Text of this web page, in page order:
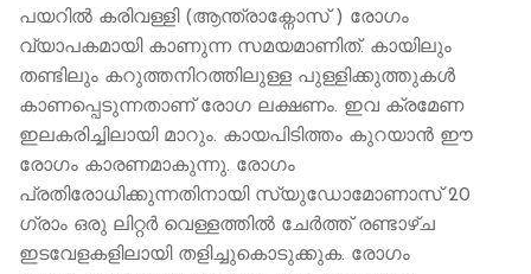
പയറില്‍ കരിവള്ളി (ആന്ത്രാക്നോസ് ) രോഗം
വ്യാപകമായി കാണുന്ന സമയമാണിത്. കായിലും
തണ്ടിലും കറുത്തനിറത്തിലുള്ള പുള്ളിക്കുത്തുകള്‍
കാണപ്പെടുന്നതാണ് രോഗ ലക്ഷണം. ഇവ ക്രമേണ
ഇലകരിച്ചിലായി മാറും. കായപിടിത്തം കുറയാന്‍ ഈ
രോഗം കാരണമാകുന്നു. രോഗം
പ്രതിരോധിക്കുന്നതിനായി സ്യുഡോമോണാസ് 20
ഗ്രാം ഒരു ലിറ്റര്‍ വെള്ളത്തില്‍ ചേര്‍ത്ത് രണ്ടാഴ്ച
ഇടവേളകളിലായി തളിച്ചുകൊടുക്കുക. രോഗം